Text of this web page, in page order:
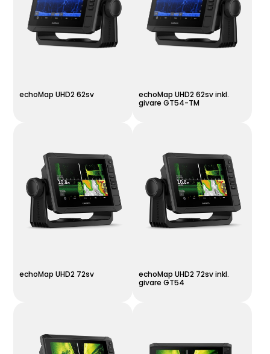
echoMap UHD2 62sv
echoMap UHD2 62sv inkl.
givare GT54-TM
echoMap UHD2 72sv
echoMap UHD2 72sv inkl.
givare GT54